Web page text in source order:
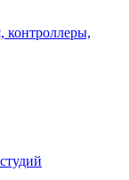
контроллеры,